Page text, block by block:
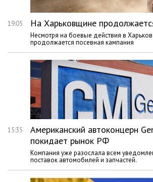
19:05 На Харьковщине
Несмотря на боевые действия в
продолжается посевная кампания
15:35
Американский автоконцерн
покидает рынок РФ
Компания уже разослала всем
поставок автомобилей и запчастей.